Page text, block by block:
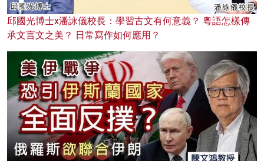
邱國光博士x潘詠儀校長：學習古文有何意義？ 粵語怎樣傳
承文言文之美？ 日常寫作如何應用？